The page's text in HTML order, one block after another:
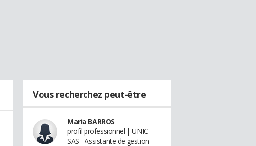
Vous recherchez peut-être
Maria BARROS
profil professionnel | UNIC
SAS - Assistante de gestion